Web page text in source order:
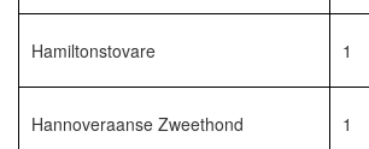
Hamiltonstovare 1
Hannoveraanse Zweethond 1